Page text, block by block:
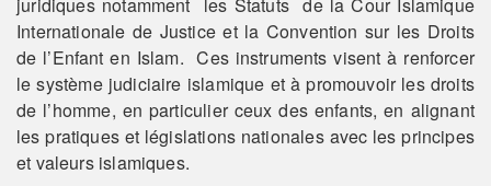
Internationale de Justice et la Convention sur les Droits
de l’Enfant en Islam. Ces instruments visent à renforcer
le système judiciaire islamique et à promouvoir les droits
de l’homme, en particulier ceux des enfants, en alignant
les pratiques et législations nationales avec les principes
et valeurs islamiques.